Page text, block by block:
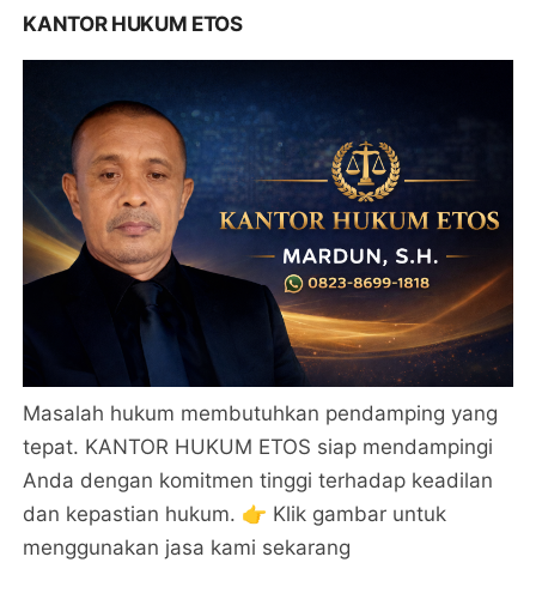
KANTOR HUKUM ETOS
Masalah hukum membutuhkan pendamping yang
tepat. KANTOR HUKUM ETOS siap mendampingi
Anda dengan komitmen tinggi terhadap keadilan
dan kepastian hukum. 👉 Klik gambar untuk
menggunakan jasa kami sekarang